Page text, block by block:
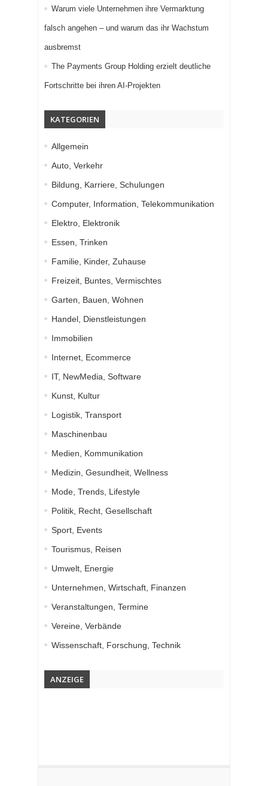
Warum viele Unternehmen ihre Vermarktung
falsch angehen – und warum das ihr Wachstum
ausbremst
The Payments Group Holding erzielt deutliche
Fortschritte bei ihren AI-Projekten
KATEGORIEN
Allgemein
Auto, Verkehr
Bildung, Karriere, Schulungen
Computer, Information, Telekommunikation
Elektro, Elektronik
Essen, Trinken
Familie, Kinder, Zuhause
Freizeit, Buntes, Vermischtes
Garten, Bauen, Wohnen
Handel, Dienstleistungen
Immobilien
Internet, Ecommerce
IT, NewMedia, Software
Kunst, Kultur
Logistik, Transport
Maschinenbau
Medien, Kommunikation
Medizin, Gesundheit, Wellness
Mode, Trends, Lifestyle
Politik, Recht, Gesellschaft
Sport, Events
Tourismus, Reisen
Umwelt, Energie
Unternehmen, Wirtschaft, Finanzen
Veranstaltungen, Termine
Vereine, Verbände
Wissenschaft, Forschung, Technik
ANZEIGE